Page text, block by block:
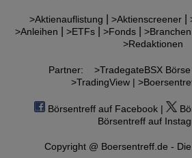
>Aktienauflistung >Aktienscreener|
>Anleihen >ETFs >Fonds >Branchen
>Redaktionen
Partner: >TradegateBSX Börse
>TradingView |
Börsentreff auf Facebook |
Börsentreff auf
Copyright @ Boersentreff.de -